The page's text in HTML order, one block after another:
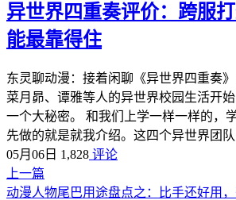
异世界四重奏评价：跨服
能最靠得住
东灵聊动漫：接着闲聊《异世界四重奏》
菜月昴、谭雅等人的异世界校园生活开
一个大秘密。 和我们上学一样一样的，
先做的就是就我介绍。这四个异世界团
05月06日 1,828 评论
上一篇
动漫人物尾巴用途盘点之：比手还好用